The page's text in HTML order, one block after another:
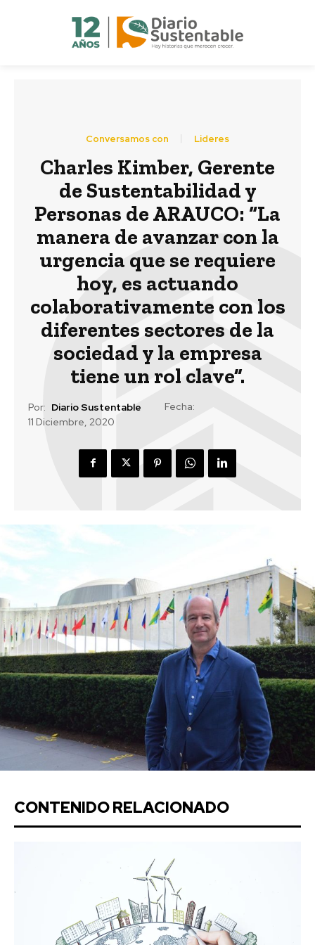
Conversamos con Lideres
Charles Kimber, Gerente
de Sustentabilidad y
Personas de ARAUCO: “La
manera de avanzar con la
urgencia que se requiere
hoy, es actuando
colaborativamente con los
diferentes sectores de la
sociedad y la empresa
tiene un rol clave”.
Por: Diario Sustentable
Fecha:
11 Diciembre, 2020
CONTENIDO RELACIONADO